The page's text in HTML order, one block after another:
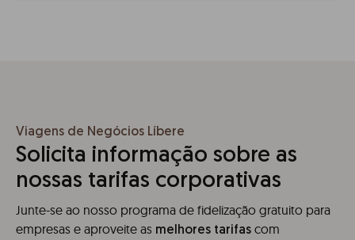
Viagens de Negócios Líbere
Solicita informação sobre as
nossas tarifas corporativas
Junte-se ao nosso programa de fidelização gratuito para
empresas e aproveite as melhores tarifas com